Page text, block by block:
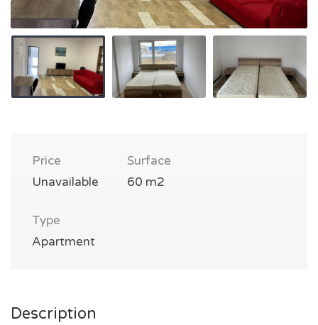
Price
Unavailable
Surface
60 m2
Type
Apartment
Description